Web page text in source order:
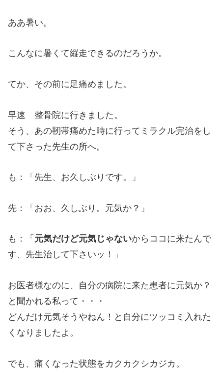
ああ暑い。
こんなに暑くて縦走できるのだろうか。
てか、その前に足痛めました。
早速 整骨院に行きました。
そう、あの靭帯痛めた時に行ってミラクル完治をし
て下さった先生の所へ。
も：「先生、お久しぶりです。」
先：「おお、久しぶり。元気か？」
も：「 元気だけど元気じゃないからココに来たんで
す、先生治して下さいッ！」
お医者様なのに、自分の病院に来た患者に元気か？
と聞かれる私って・・・
どんだけ元気そうやねん！と自分にツッコミ入れた
くなりましたよ。
でも、痛くなった状態をカクカクシカジカ。